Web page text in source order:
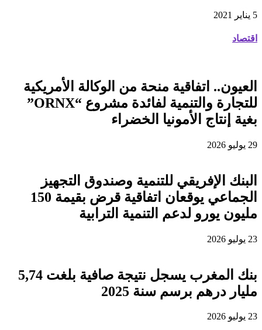
5 يناير 2021
اقتصاد
العيون.. اتفاقية منحة من الوكالة الأمريكية
للتجارة والتنمية لفائدة مشروع “ORNX”
بغية إنتاج الأمونيا الخضراء
29 يوليو 2026
البنك الإفريقي للتنمية وصندوق التجهيز
الجماعي يوقعان اتفاقية قرض بقيمة 150
مليون يورو لدعم التنمية الترابية
23 يوليو 2026
بنك المغرب يسجل نتيجة صافية بلغت 5,74
مليار درهم برسم سنة 2025
23 يوليو 2026